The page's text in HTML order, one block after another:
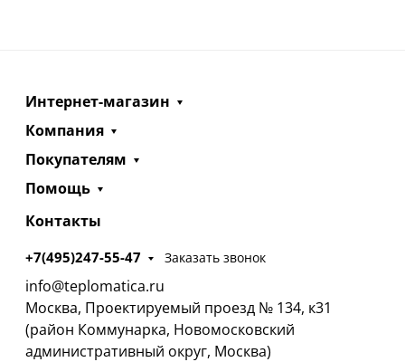
Интернет-магазин
Компания
Покупателям
Помощь
Контакты
+7(495)247-55-47 Заказать звонок
info@teplomatica.ru
Москва, Проектируемый проезд № 134, к31
(район Коммунарка, Новомосковский
административный округ, Москва)